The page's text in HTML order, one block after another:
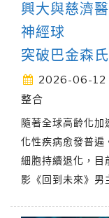
興大與慈濟
神經球
突破巴金森
2026-06-12
整合
隨著全球高齡化加
化性疾病愈發普遍
細胞持續退化，目
影《回到未來》男